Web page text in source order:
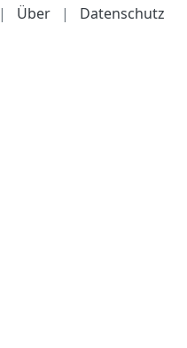
| Über | Datenschutz